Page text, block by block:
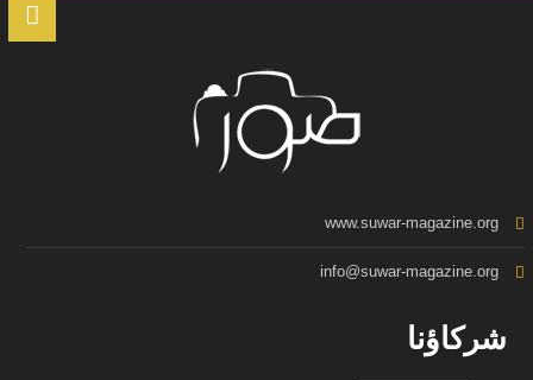
www.suwar-magazine.org
info@suwar-magazine.org
شركاؤنا